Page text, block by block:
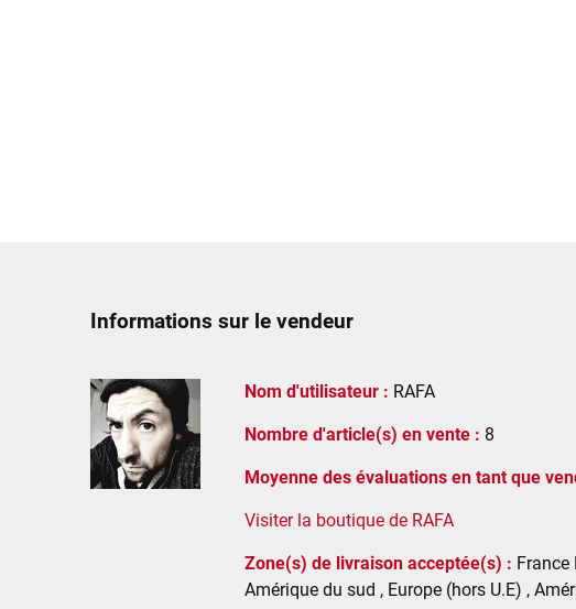
Informations sur le vendeur
Nom d'utilisateur : RAFA
Nombre d'article(s) en vente : 8
Moyenne des évaluations en tant que
Visiter la boutique de RAFA
Zone(s) de livraison acceptée(s) : France
Amérique du sud , Europe (hors U.E) ,